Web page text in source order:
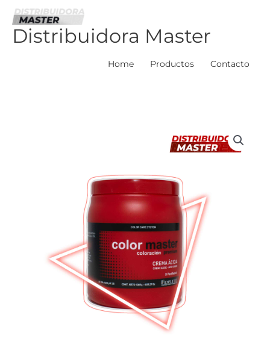
contenido
Distribuidora Master
Home Productos Contacto